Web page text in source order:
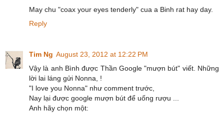
May chu "coax your eyes tenderly" cua a Binh rat hay day.
Reply
Tim Ng August 23, 2012 at 12:22 PM
Vậy là anh Bình được Thần Google "mượn bút" viết. Những
lời lai láng gửi Nonna, !
"I love you Nonna" như comment trước,
Nay lại được google mượn bút để uống rượu ...
Anh hãy chọn một: